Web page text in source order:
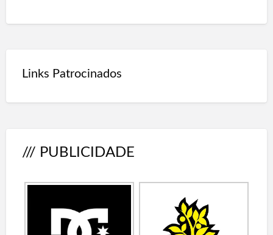
Links Patrocinados
/// PUBLICIDADE